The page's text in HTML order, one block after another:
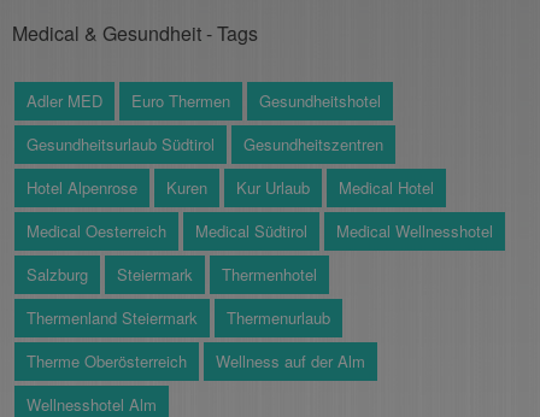
Medical & Gesundheit - Tags
Adler MED Euro Thermen
Gesundheitshotel
Gesundheitsurlaub Südtirol
Gesundheitszentren
Hotel Alpenrose
Kuren Kur Urlaub
Medical Hotel
Medical Oesterreich
Medical Südtirol
Medical Wellnesshotel
Salzburg
Steiermark
Thermenhotel
Thermenland Steiermark
Thermenurlaub
Therme Oberösterreich
Wellness auf der Alm
Wellnesshotel Alm